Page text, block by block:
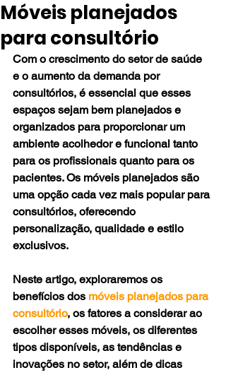
Móveis planejados
para consultório
Com o crescimento do setor de saúde
e o aumento da demanda por
consultórios, é essencial que esses
espaços sejam bem planejados e
organizados para proporcionar um
ambiente acolhedor e funcional tanto
para os profissionais quanto para os
pacientes. Os móveis planejados são
uma opção cada vez mais popular para
consultórios, oferecendo
personalização, qualidade e estilo
exclusivos.
Neste artigo, exploraremos os
benefícios dos móveis planejados para
consultório, os fatores a considerar ao
escolher esses móveis, os diferentes
tipos disponíveis, as tendências e
inovações no setor, além de dicas